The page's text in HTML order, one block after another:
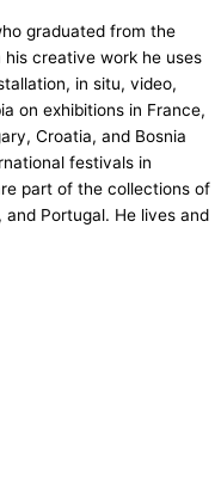
graduated from the
creative work he uses
in situ, video,
on exhibitions in France,
Croatia, and Bosnia
festivals in
part of the collections of
Portugal. He lives and